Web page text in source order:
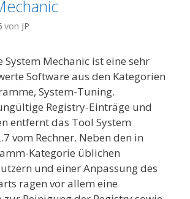
von JP
System Mechanic ist eine sehr
Software aus den Kategorien
System-Tuning.
Registry-Einträge und
entfernt das Tool System
vom Rechner. Neben den in
Kategorie üblichen
und einer Anpassung des
ragen vor allem eine